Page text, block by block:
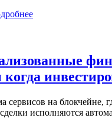
когда
сервисов на блокчейне,
исполняются